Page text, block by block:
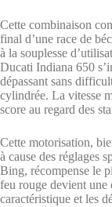
Cette combinaison
final d’une race de
à la souplesse
Ducati Indiana 650
dépassant sans
cylindrée. La vitesse
score au regard des
Cette motorisation,
à cause des réglages
Bing, récompense le
feu rouge devient une
caractéristique et les